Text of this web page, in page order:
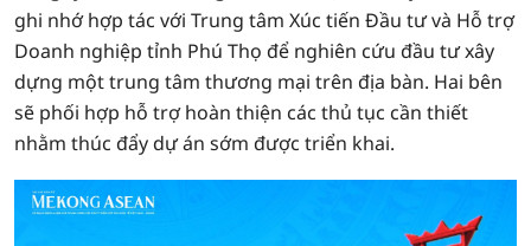
ghi nhớ hợp tác với Trung tâm Xúc tiến Đầu tư và Hỗ trợ
Doanh nghiệp tỉnh Phú Thọ để nghiên cứu đầu tư xây
dựng một trung tâm thương mại trên địa bàn. Hai bên
sẽ phối hợp hỗ trợ hoàn thiện các thủ tục cần thiết
nhằm thúc đẩy dự án sớm được triển khai.